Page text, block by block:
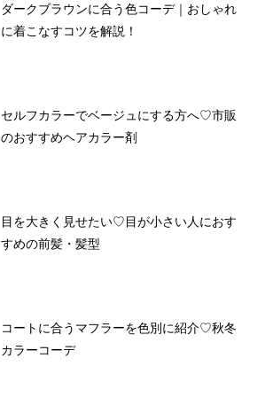
ダークブラウンに合う色コーデ｜おしゃれ
に着こなすコツを解説！
セルフカラーでベージュにする方へ♡市販
のおすすめヘアカラー剤
目を大きく見せたい♡目が小さい人におす
すめの前髪・髪型
コートに合うマフラーを色別に紹介♡秋冬
カラーコーデ